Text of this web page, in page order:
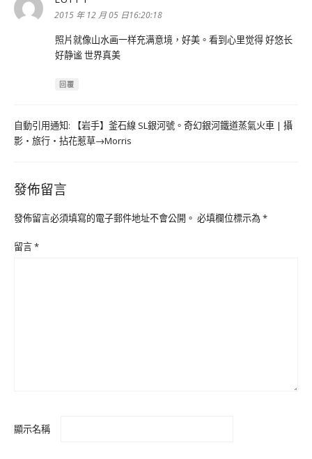
示:
2015 年 12 月 05 日16:20:18
照片就像山水画一样充满意境，好美。看到心里觉得 好悠长
好静谧 世界真美
回覆
自動引用通知:
【岩手】釜石線 SL銀河號。奇幻銀河鐵道蒸氣火車 | 攝
影‧旅行‧拈花惹草→Morris
發佈留言
發佈留言必須填寫的電子郵件地址不會公開。 必填欄位標示為*
留言*
顯示名稱